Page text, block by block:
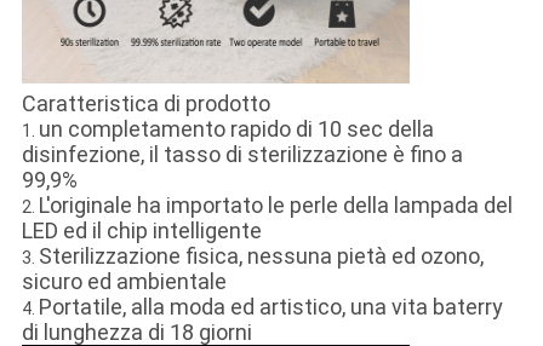
Caratteristica di prodotto
1. un completamento rapido di 10 sec della
disinfezione, il tasso di sterilizzazione è fino a
99,9%
2. L'originale ha importato le perle della lampada del
LED ed il chip intelligente
3. Sterilizzazione fisica, nessuna pietà ed ozono,
sicuro ed ambientale
4. Portatile, alla moda ed artistico, una vita baterry
di lunghezza di 18 giorni